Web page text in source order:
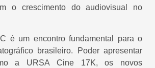
o crescimento do audiovisual no
é um encontro fundamental para o
brasileiro. Poder apresentar
a URSA Cine 17K, os novos